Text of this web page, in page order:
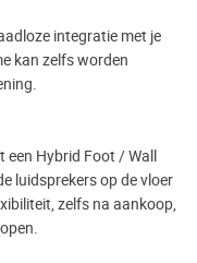
integratie met je
kan zelfs worden
een Hybrid Foot / Wall
luidsprekers op de vloer
zelfs na aankoop,